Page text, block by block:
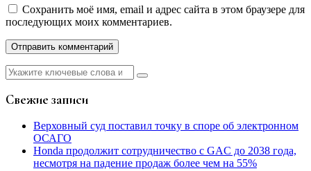
Сохранить моё имя, email и адрес сайта в этом браузере для
последующих моих комментариев.
Найти:
Свежие записи
Верховный суд поставил точку в споре об электронном
ОСАГО
Honda продолжит сотрудничество с GAC до 2038 года,
несмотря на падение продаж более чем на 55%